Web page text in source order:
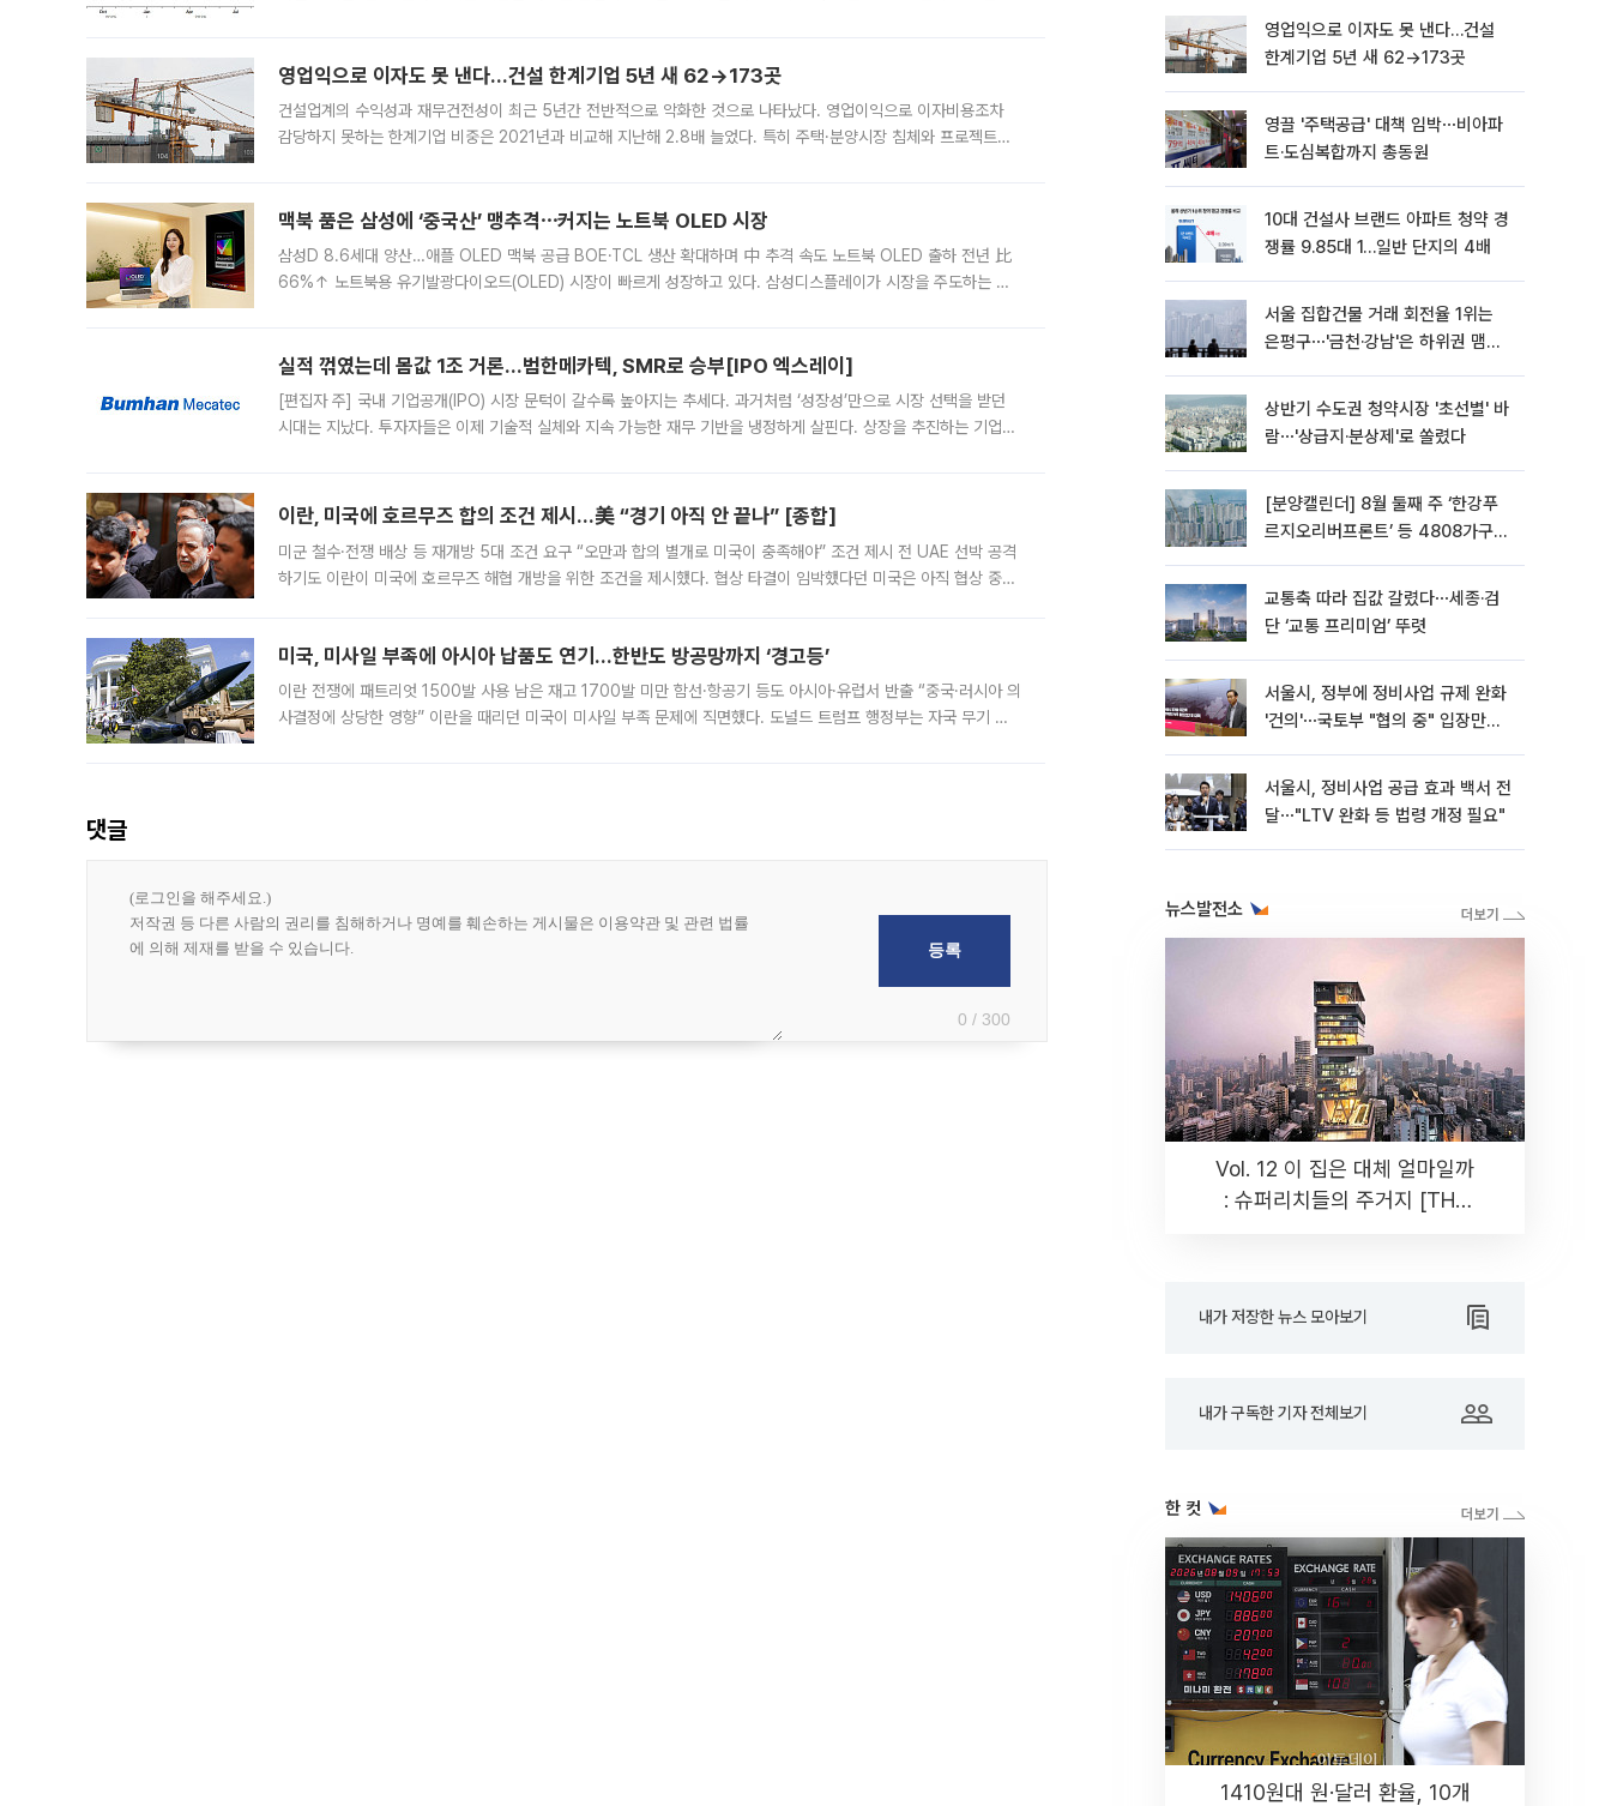
영업익으로 이자도 못 낸다…건설 한계기업 5년 새 62→173곳
건설업계의 수익성과 재무건전성이 최근 5년간 전반적으로 악화한 것으로 나타났다. 영업이익으로 이자비용조차
감당하지 못하는 한계기업 비중은 2021년과 비교해 지난해 2.8배 늘었다. 특히 주택·분양시장 침체와 프로젝트파
맥북 품은 삼성에 ‘중국산’ 맹추격⋯커지는 노트북 OLED 시장
삼성D 8.6세대 양산…애플 OLED 맥북 공급 BOE·TCL 생산 확대하며 中 추격 속도 노트북 OLED 출하 전년 比
66%↑ 노트북용 유기발광다이오드(OLED) 시장이 빠르게 성장하고 있다. 삼성디스플레이가 시장을 주도하는 가
실적 꺾였는데 몸값 1조 거론…범한메카텍, SMR로 승부[IPO 엑스레이]
[편집자 주] 국내 기업공개(IPO) 시장 문턱이 갈수록 높아지는 추세다. 과거처럼 ‘성장성’만으로 시장 선택을 받던
시대는 지났다. 투자자들은 이제 기술적 실체와 지속 가능한 재무 기반을 냉정하게 살핀다. 상장을 추진하는 기업들
이란, 미국에 호르무즈 합의 조건 제시…美 “경기 아직 안 끝나” [종합]
미군 철수·전쟁 배상 등 재개방 5대 조건 요구 “오만과 합의 별개로 미국이 충족해야” 조건 제시 전 UAE 선박 공격
하기도 이란이 미국에 호르무즈 해협 개방을 위한 조건을 제시했다. 협상 타결이 임박했다던 미국은 아직 협상 중이
미국, 미사일 부족에 아시아 납품도 연기…한반도 방공망까지 ‘경고등’
이란 전쟁에 패트리엇 1500발 사용 남은 재고 1700발 미만 함선·항공기 등도 아시아·유럽서 반출 “중국·러시아 의
사결정에 상당한 영향” 이란을 때리던 미국이 미사일 부족 문제에 직면했다. 도널드 트럼프 행정부는 자국 무기 공
댓글
0 / 300
영업익으로 이자도 못 낸다…건설
한계기업 5년 새 62→173곳
영끌 '주택공급' 대책 임박⋯비아파
트·도심복합까지 총동원
10대 건설사 브랜드 아파트 청약 경
쟁률 9.85대 1…일반 단지의 4배
서울 집합건물 거래 회전율 1위는
은평구⋯'금천·강남'은 하위권 맴돌
상반기 수도권 청약시장 '초선별' 바
람⋯'상급지·분상제'로 쏠렸다
[분양캘린더] 8월 둘째 주 ‘한강푸
르지오리버프론트’ 등 4808가구
교통축 따라 집값 갈렸다⋯세종·검
단 ‘교통 프리미엄’ 뚜렷
서울시, 정부에 정비사업 규제 완화
'건의'⋯국토부 "협의 중" 입장만
서울시, 정비사업 공급 효과 백서 전
달⋯"LTV 완화 등 법령 개정 필요"
뉴스발전소
Vol. 12 이 집은 대체 얼마일까
: 슈퍼리치들의 주거지 [THE
내가 저장한 뉴스 모아보기
내가 구독한 기자 전체보기
한 컷
1410원대 원·달러 환율, 10개